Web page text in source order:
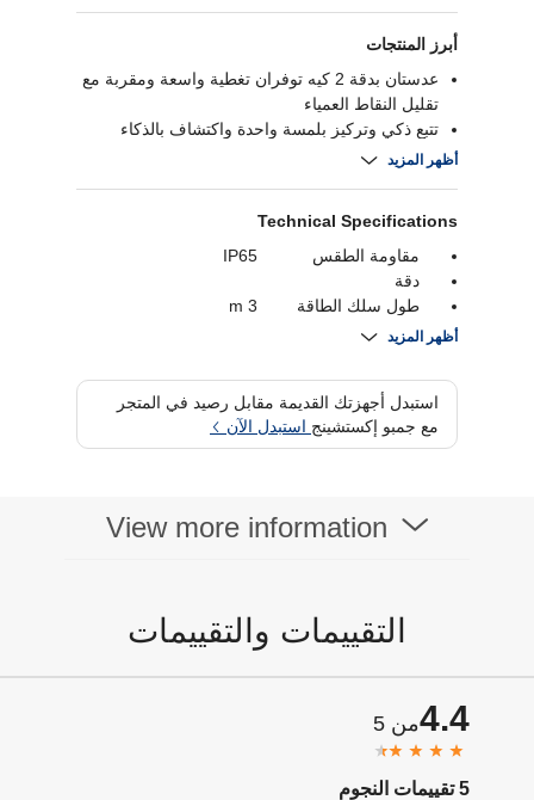
أبرز المنتجات
عدستان بدقة 2 كيه توفران تغطية واسعة ومقربة مع
تقليل النقاط العمياء
تتبع ذكي وتركيز بلمسة واحدة واكتشاف بالذكاء
الاصطناعي للمراقبة الفورية
صوت ثنائي الاتجاه ورؤية ليلية وتخزين محلي أو
سحابي
أظهر المزيد
Technical Specifications
مقاومة الطقس
IP65
دقة
طول سلك الطاقة
3 m
تصنيف مقاومة الماء
واجهة الفيديو
Wi-Fi (2.4 GHz)
نوع الاستشعار
CMOS Starlight
Sensor
الرؤية الليلية
إضاءة LED بالأشعة
أظهر المزيد
استبدل أجهزتك القديمة مقابل رصيد في المتجر
مع جمبو إكستشينج استبدل الآن
View more information
التقييمات والتقييمات
4.4من 5
5 تقييمات النجوم